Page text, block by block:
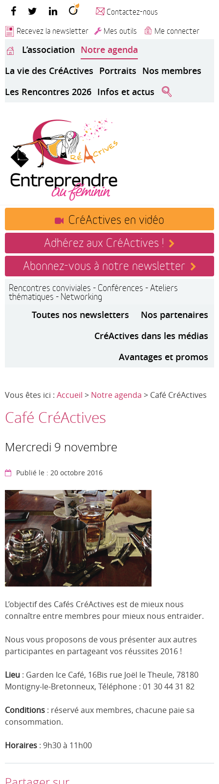
Contactez-nous
Recevez la newsletter
Mes outils Me connecter
L’association Notre agenda
La vie des CréActives Portraits Nos membres
Les Rencontres 2026 Infos et actus
CréActives en vidéo
Adhérez aux CréActives !
Abonnez-vous à notre newsletter
Rencontres conviviales - Conférences - Ateliers
thématiques - Networking
Toutes nos newsletters
Nos partenaires
CréActives dans les médias
Avantages et promos
Vous êtes ici : Accueil > Notre agenda > Café CréActives
Café CréActives
Mercredi 9 novembre
Publié le : 20 octobre 2016
L’objectif des Cafés CréActives est de mieux nous
connaître entre membres pour mieux nous entraider.
Nous vous proposons de vous présenter aux autres
participantes en partageant vos réussites 2016 !
Lieu : Garden Ice Café, 16Bis rue Joël le Theule, 78180
Montigny-le-Bretonneux, Téléphone : 01 30 44 31 82
Conditions : réservé aux membres, chacune paie sa
consommation.
Horaires : 9h30 à 11h00